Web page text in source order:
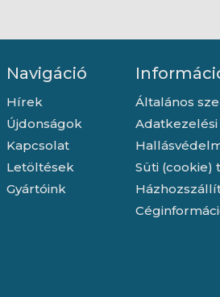
Navigáció
Hírek
Újdonságok
Kapcsolat
Letöltések
Gyártóink
Általános
Süti (cookie)